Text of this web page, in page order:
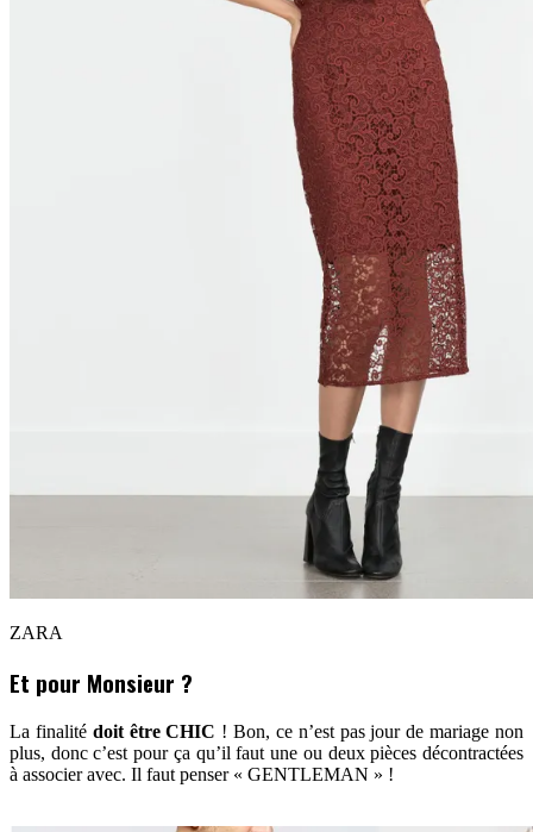
ZARA
Et pour Monsieur ?
La finalité doit être CHIC ! Bon, ce n’est pas jour de mariage non
plus, donc c’est pour ça qu’il faut une ou deux pièces décontractées
à associer avec. Il faut penser « GENTLEMAN » !